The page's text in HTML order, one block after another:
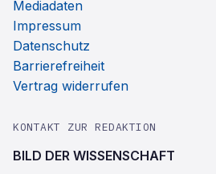
Mediadaten
Impressum
Datenschutz
Barrierefreiheit
Vertrag widerrufen
KONTAKT ZUR REDAKTION
BILD DER WISSENSCHAFT